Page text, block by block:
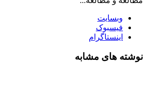
وبسایت
فیسبوک
اینستاگرام
های مشابه